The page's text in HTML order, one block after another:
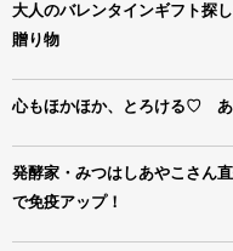
大人のバレンタインギフト探
贈り物
心もほかほか、とろける♡ あ
発酵家・みつはしあやこさん
で免疫アップ！